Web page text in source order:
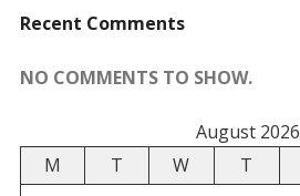
Recent Comments
NO COMMENTS TO SHOW.
August 2026
M
T W T